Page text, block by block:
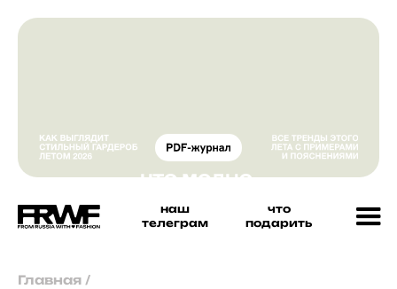
наш
телеграм
что
подарить
Главная /